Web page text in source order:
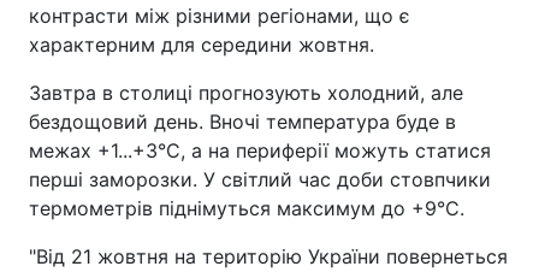
контрасти між різними регіонами, що є
характерним для середини жовтня.
Завтра в столиці прогнозують холодний, але
бездощовий день. Вночі температура буде в
межах +1...+3°C, а на периферії можуть статися
перші заморозки. У світлий час доби стовпчики
термометрів піднімуться максимум до +9°C.
"Від 21 жовтня на територію України повернеться